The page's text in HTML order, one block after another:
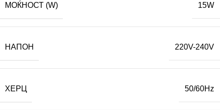
МОЌНОСТ (W) 15W
НАПОН 220V-240V
ХЕРЦ 50/60Hz